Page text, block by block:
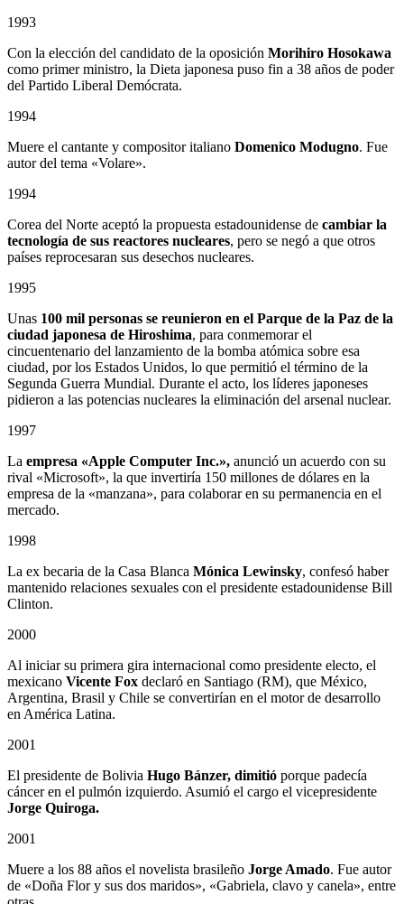
1993
Con la elección del candidato de la oposición Morihiro Hosokawa
como primer ministro, la Dieta japonesa puso fin a 38 años de poder
del Partido Liberal Demócrata.
1994
Muere el cantante y compositor italiano Domenico Modugno. Fue
autor del tema «Volare».
1994
Corea del Norte aceptó la propuesta estadounidense de cambiar la
tecnología de sus reactores nucleares, pero se negó a que otros
países reprocesaran sus desechos nucleares.
1995
Unas 100 mil personas se reunieron en el Parque de la Paz de la
ciudad japonesa de Hiroshima, para conmemorar el
cincuentenario del lanzamiento de la bomba atómica sobre esa
ciudad, por los Estados Unidos, lo que permitió el término de la
Segunda Guerra Mundial. Durante el acto, los líderes japoneses
pidieron a las potencias nucleares la eliminación del arsenal nuclear.
1997
La empresa «Apple Computer Inc.», anunció un acuerdo con su
rival «Microsoft», la que invertiría 150 millones de dólares en la
empresa de la «manzana», para colaborar en su permanencia en el
mercado.
1998
La ex becaria de la Casa Blanca Mónica Lewinsky, confesó haber
mantenido relaciones sexuales con el presidente estadounidense Bill
Clinton.
2000
Al iniciar su primera gira internacional como presidente electo, el
mexicano Vicente Fox declaró en Santiago (RM), que México,
Argentina, Brasil y Chile se convertirían en el motor de desarrollo
en América Latina.
2001
El presidente de Bolivia Hugo Bánzer, dimitió porque padecía
cáncer en el pulmón izquierdo. Asumió el cargo el vicepresidente
Jorge Quiroga.
2001
Muere a los 88 años el novelista brasileño Jorge Amado. Fue autor
de «Doña Flor y sus dos maridos», «Gabriela, clavo y canela», entre